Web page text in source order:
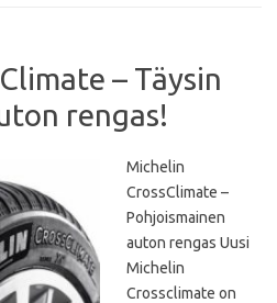
– Täysin
rengas!
Michelin
CrossClimate –
Pohjoismainen
auton rengas Uusi
Michelin
Crossclimate on